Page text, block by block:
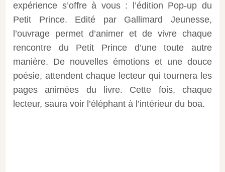
expérience s’offre à vous : l’édition Pop-up du
Petit Prince. Edité par Gallimard Jeunesse,
l’ouvrage permet d’animer et de vivre chaque
rencontre du Petit Prince d’une toute autre
manière. De nouvelles émotions et une douce
poésie, attendent chaque lecteur qui tournera les
pages animées du livre. Cette fois, chaque
lecteur, saura voir l’éléphant à l’intérieur du boa.